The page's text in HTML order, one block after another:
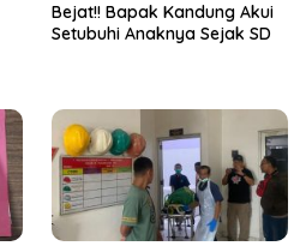
Bejat!! Bapak Kandung Akui
Setubuhi Anaknya Sejak SD